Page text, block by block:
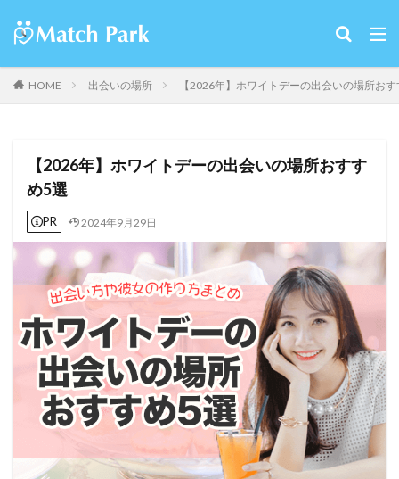
HOME 出会いの場所 【2026年】ホワイトデーの出会いの場所お
【2026年】ホワイトデーの出会いの場所おすす
め5選
PR 2024年9月29日